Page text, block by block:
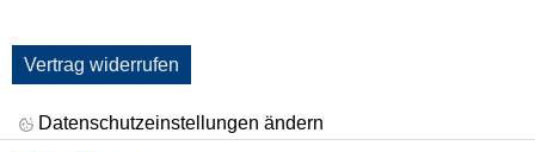
Vertrag widerrufen
Datenschutzeinstellungen ändern